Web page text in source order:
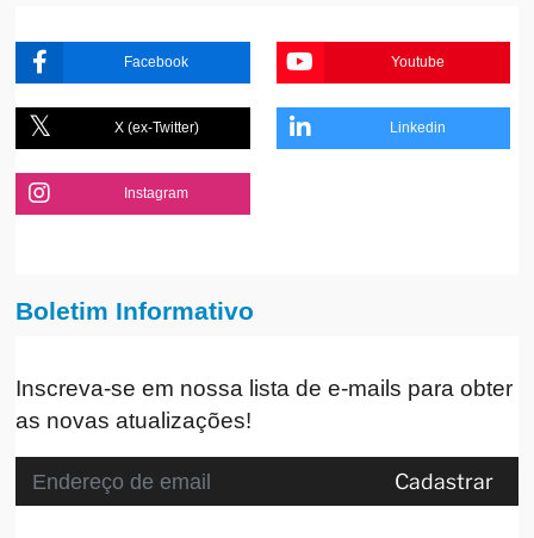
Facebook Youtube
X (ex-Twitter) Linkedin
Instagram
Boletim Informativo
Inscreva-se em nossa lista de e-mails para obter
as novas atualizações!
Cadastrar